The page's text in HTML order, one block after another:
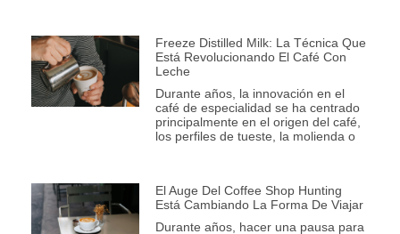
Freeze Distilled Milk: La Técnica Que
Está Revolucionando El Café Con
Leche
Durante años, la innovación en el
café de especialidad se ha centrado
principalmente en el origen del café,
los perfiles de tueste, la molienda o
El Auge Del Coffee Shop Hunting
Está Cambiando La Forma De Viajar
Durante años, hacer una pausa para